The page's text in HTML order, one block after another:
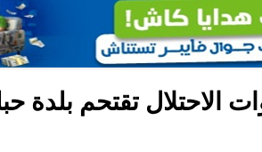
الاحتلال تقتحم بلدة